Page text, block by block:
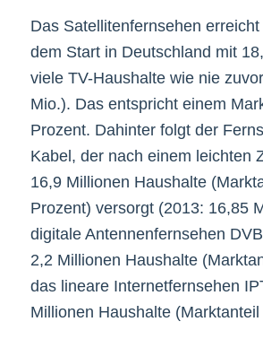
Das Satellitenfernsehen
dem Start in Deutschland mit
viele TV-Haushalte wie nie
Mio.). Das entspricht einem
Prozent. Dahinter folgt der
Kabel, der nach einem leichten
16,9 Millionen Haushalte
Prozent) versorgt (2013: 16,85
digitale Antennenfernsehen
2,2 Millionen Haushalte
das lineare Internetfernsehen
Millionen Haushalte